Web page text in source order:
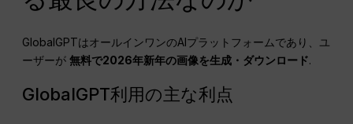
GlobalGPTはオールインワンのAIプラットフォームであり、ユ
ーザーが無料で2026年新年の画像を生成・ダウンロード.
GlobalGPT利用の主な利点